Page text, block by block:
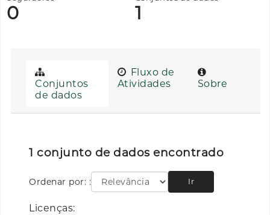
0 1
Conjuntos
de dados
Fluxo de
Atividades
Sobre
1 conjunto de dados encontrado
Ordenar por: Ir
Licenças: